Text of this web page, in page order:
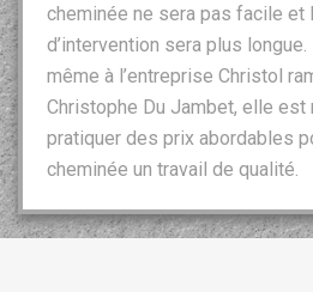
cheminée ne sera pas facile et
d’intervention sera plus
même à l’entreprise Christol
Christophe Du Jambet, elle est
pratiquer des prix abordables
cheminée un travail de qualité.